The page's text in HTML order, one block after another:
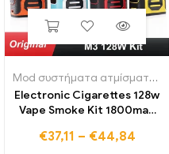
Mod συστήματα ατμίσματος
Electronic Cigarettes 128w
Vape Smoke Kit 1800mah
Tank Atomizer Vaper Vapor
€37,11 – €44,84